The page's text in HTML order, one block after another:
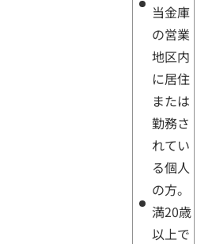
当金庫
の営業
地区内
に居住
または
勤務さ
れてい
る個人
の方。
満20歳
以上で